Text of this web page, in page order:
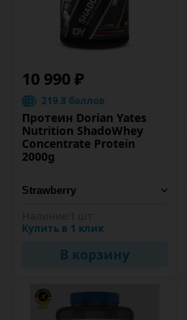
10 990 ₽
219.8 баллов
Протеин Dorian Yates
Nutrition ShadoWhey
Concentrate Protein
2000g
Купить в 1 клик
В корзину